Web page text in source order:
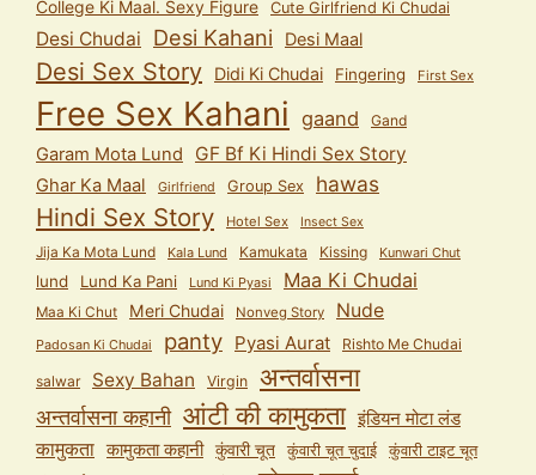
College Ki Maal. Sexy Figure Cute Girlfriend Ki Chudai
Desi Chudai Desi Kahani Desi Maal
Desi Sex Story Didi Ki Chudai Fingering First Sex
Free Sex Kahani gaand Gand
Garam Mota Lund GF Bf Ki Hindi Sex Story
Ghar Ka Maal Girlfriend Group Sex hawas
Hindi Sex Story Hotel Sex Insect Sex
Jija Ka Mota Lund Kala Lund Kamukata Kissing Kunwari Chut
lund Lund Ka Pani Lund Ki Pyasi Maa Ki Chudai
Maa Ki Chut Meri Chudai Nonveg Story Nude
Padosan Ki Chudai panty Pyasi Aurat Rishto Me Chudai
salwar Sexy Bahan Virgin अन्तर्वासना
अन्तर्वासना कहानी आंटी की कामुकता इंडियन मोटा लंड
कामुकता कामुकता कहानी कुंवारी चूत कुंवारी चूत चुदाई कुंवारी टाइट चूत